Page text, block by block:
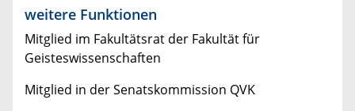
weitere Funktionen
Mitglied im Fakultätsrat der Fakultät für
Geisteswissenschaften
Mitglied in der Senatskommission QVK